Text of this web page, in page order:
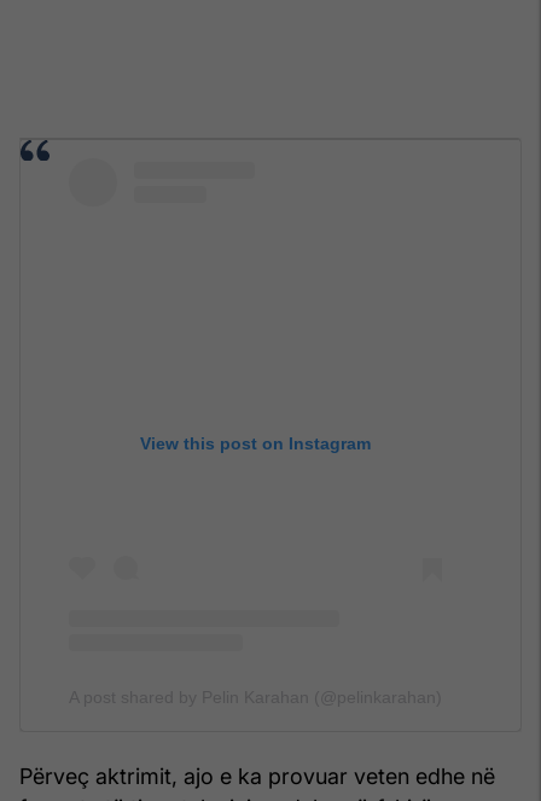
View this post on Instagram
Përveç aktrimit, ajo e ka provuar veten edhe në